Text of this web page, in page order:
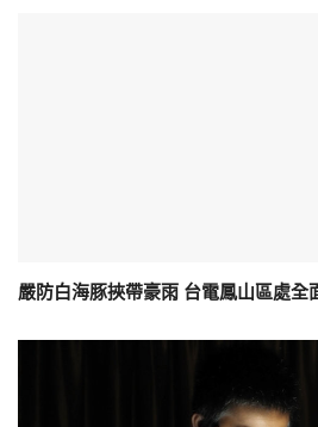
嚴防白海豚挾帶豪雨 台電鳳山區處全